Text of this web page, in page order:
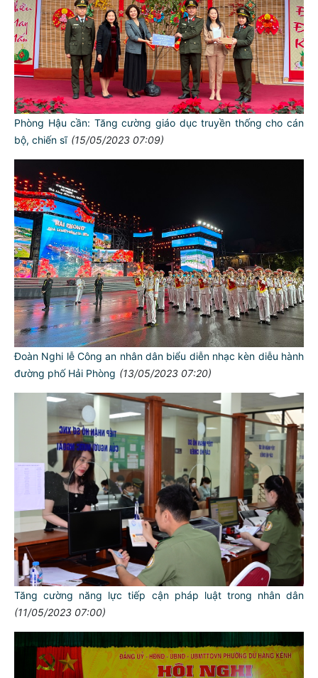
Phòng Hậu cần: Tăng cường giáo dục truyền thống cho cán
bộ, chiến sĩ (15/05/2023 07:09)
Đoàn Nghi lễ Công an nhân dân biểu diễn nhạc kèn diễu hành
đường phố Hải Phòng (13/05/2023 07:20)
Tăng cường năng lực tiếp cận pháp luật trong nhân dân
(11/05/2023 07:00)